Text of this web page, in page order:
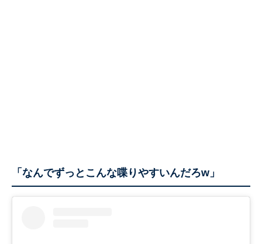
「なんでずっとこんな喋りやすいんだろw」